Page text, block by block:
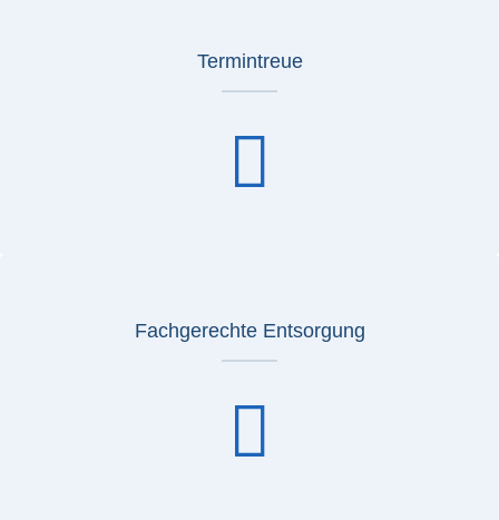
Termintreue
Fachgerechte Entsorgung